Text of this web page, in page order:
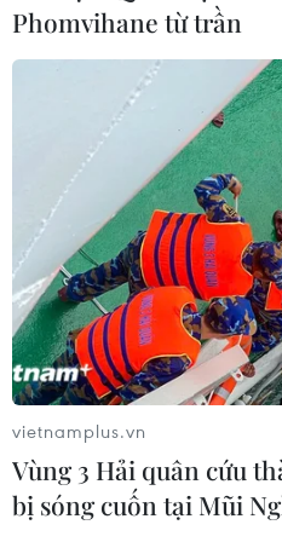
cảng Damietta của Ai Cập
30/07/2026 00:58
Việt Nam-Burundi thúc
giữa hai Đảng và trên
29/07/2026 11:02
Phố Main ở
Street của Thành phố
lộ di sản cộng đồng
29/07/2026 09:23
Cây chà là - Hình ảnh thân
Phomvihane từ trần
vietnamplus.vn
Vùng 3 Hải quân cứu
bị sóng cuốn tại Mũi